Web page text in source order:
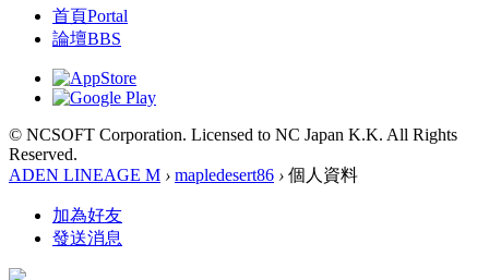
首頁Portal
論壇BBS
© NCSOFT Corporation. Licensed to NC Japan K.K. All Rights
Reserved.
ADEN LINEAGE M › mapledesert86 › 個人資料
加為好友
發送消息